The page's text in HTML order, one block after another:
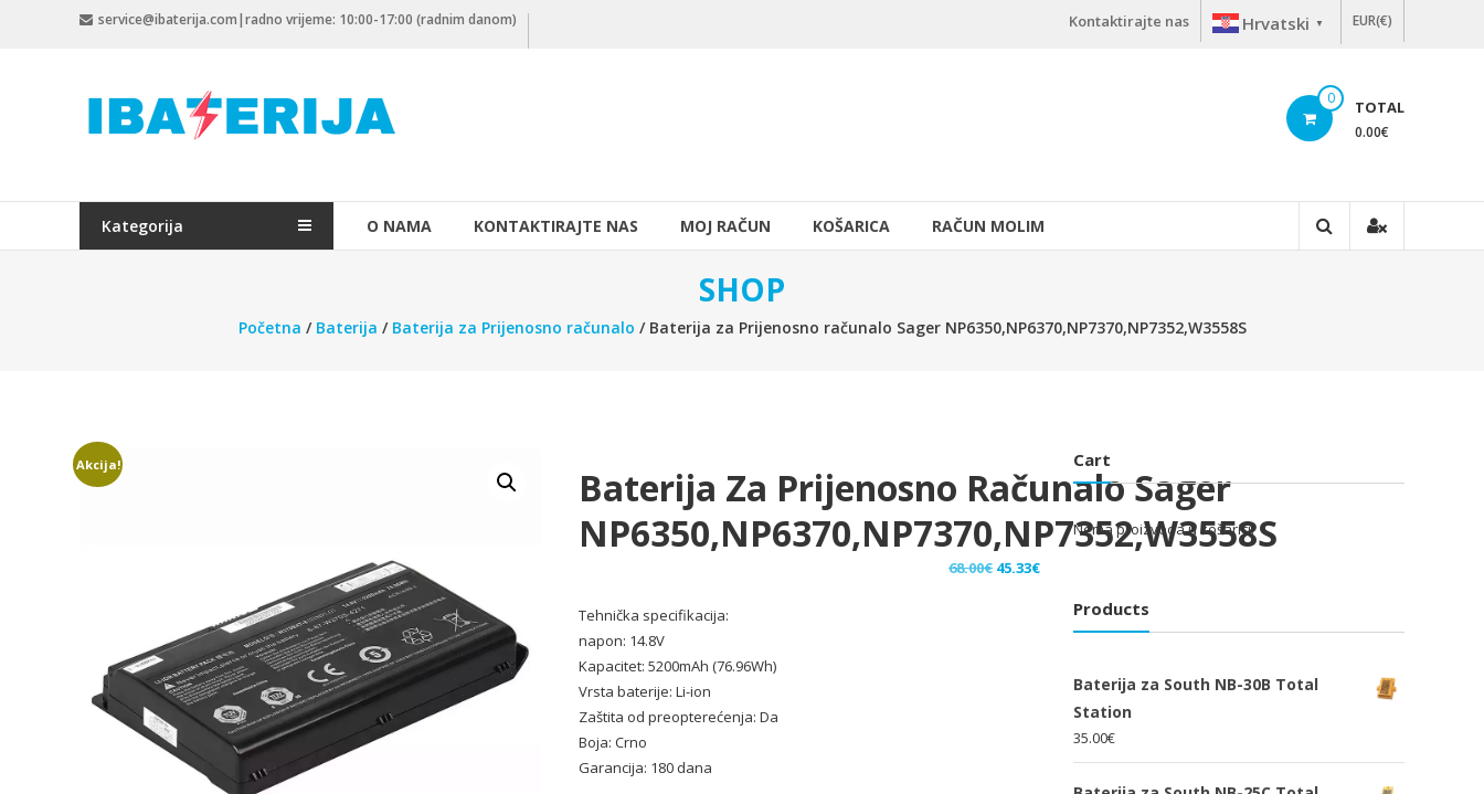
service@ibaterija.com|radno vrijeme: 10:00-17:00 (radnim danom) Kontaktirajte nas Hrvatski ▼ EUR(€)
0 TOTAL
0.00€
Kategorija O NAMA KONTAKTIRAJTE NAS MOJ RAČUN KOŠARICA RAČUN MOLIM
SHOP
Početna / Baterija / Baterija za Prijenosno računalo / Baterija za Prijenosno računalo Sager NP6350,NP6370,NP7370,NP7352,W3558S
Akcija!
Baterija Za Prijenosno Računalo Sager
NP6350,NP6370,NP7370,NP7352,W3558S
68.00€ Izvorna
45.33€Trenutna
Tehnička specifikacija:
napon: 14.8V
Kapacitet: 5200mAh (76.96Wh)
Vrsta baterije: Li-ion
Zaštita od preopterećenja: Da
Boja: Crno
Garancija: 180 dana
Cart
Nema proizvoda u košarici.
Products
Baterija za South NB-30B Total
Station
35.00€